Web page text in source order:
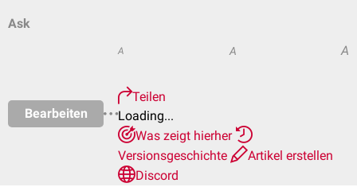
Ask
Bearbeiten
A A A
Teilen
Loading...
Was zeigt hierher
Versionsgeschichte
Artikel erstellen
Discord